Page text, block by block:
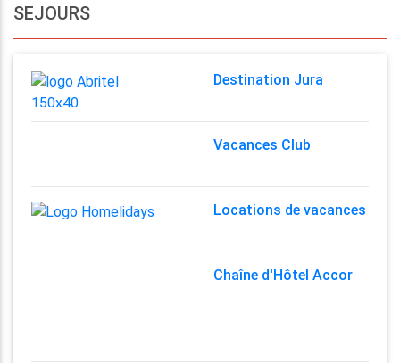
SEJOURS
Destination Jura
Vacances Club
Locations de vacances
Chaîne d'Hôtel Accor